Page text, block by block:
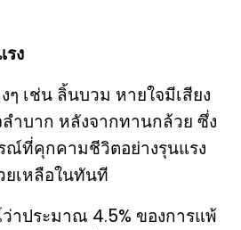
รง
ๆ เช่น ลิ้นบวม หายใจมีเสียง
ำบาก หลังจากทานกล้วย ซึ่ง
ณ์ที่คุกคามชีวิตอย่างรุนแรง
เหลือในทันที
าประมาณ 4.5% ของการแพ้